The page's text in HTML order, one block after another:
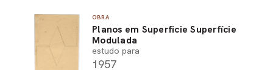
OBRA
Planos em Superficie Superfície
Modulada
estudo para
1957